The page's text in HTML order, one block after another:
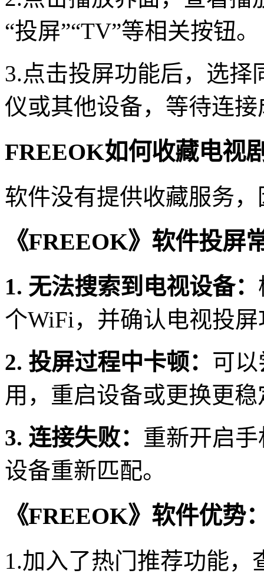
“投屏”“TV”等相关按钮。
3.点击投屏功能后，选
仪或其他设备，等待连
FREEOK如何收藏电视
软件没有提供收藏服务
《FREEOK》软件投屏
1. 无法搜索到电视设备：
个WiFi，并确认电视投
2. 投屏过程中卡顿： 可
用，重启设备或更换更
3. 连接失败： 重新开启
设备重新匹配。
《FREEOK》软件优势
1.加入了热门推荐功能